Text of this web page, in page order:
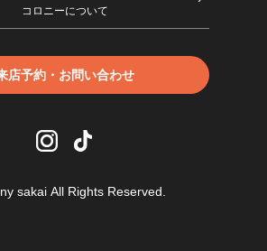
コロニーについて
店予約・お問い合わせ
sakai All Rights Reserved.